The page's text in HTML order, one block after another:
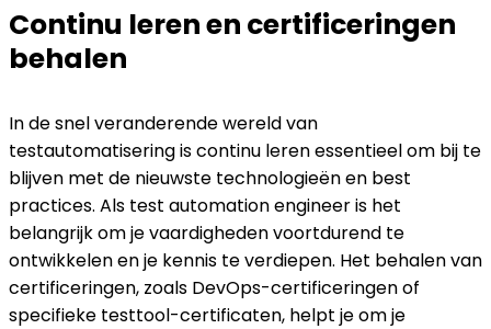
Continu leren en certificeringen
behalen
In de snel veranderende wereld van
testautomatisering is continu leren essentieel om bij te
blijven met de nieuwste technologieën en best
practices. Als test automation engineer is het
belangrijk om je vaardigheden voortdurend te
ontwikkelen en je kennis te verdiepen. Het behalen van
certificeringen, zoals DevOps-certificeringen of
specifieke testtool-certificaten, helpt je om je